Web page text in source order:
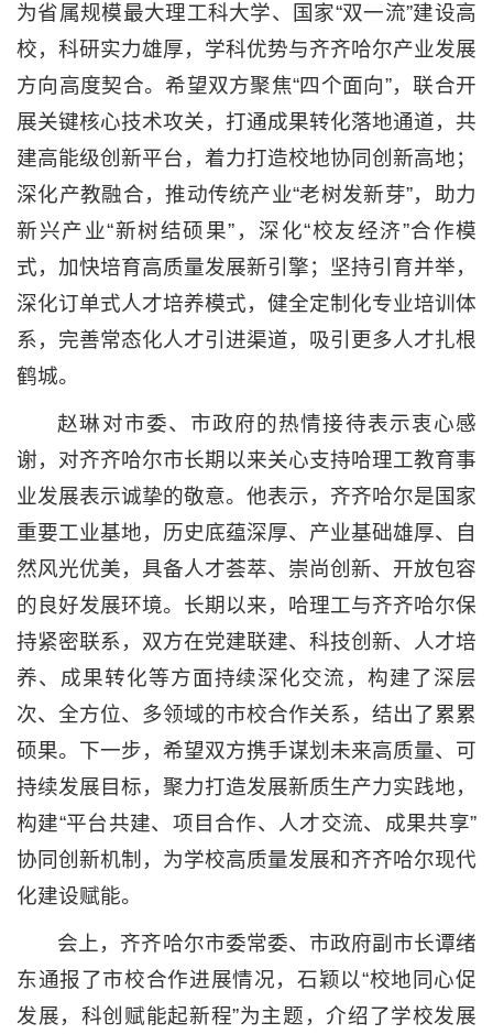
为省属规模最大理工科大学、国家“双一流”建设高
校，科研实力雄厚，学科优势与齐齐哈尔产业发展
方向高度契合。希望双方聚焦“四个面向”，联合开
展关键核心技术攻关，打通成果转化落地通道，共
建高能级创新平台，着力打造校地协同创新高地；
深化产教融合，推动传统产业“老树发新芽”，助力
新兴产业“新树结硕果”，深化“校友经济”合作模
式，加快培育高质量发展新引擎；坚持引育并举，
深化订单式人才培养模式，健全定制化专业培训体
系，完善常态化人才引进渠道，吸引更多人才扎根
鹤城。
赵琳对市委、市政府的热情接待表示衷心感
谢，对齐齐哈尔市长期以来关心支持哈理工教育事
业发展表示诚挚的敬意。他表示，齐齐哈尔是国家
重要工业基地，历史底蕴深厚、产业基础雄厚、自
然风光优美，具备人才荟萃、崇尚创新、开放包容
的良好发展环境。长期以来，哈理工与齐齐哈尔保
持紧密联系，双方在党建联建、科技创新、人才培
养、成果转化等方面持续深化交流，构建了深层
次、全方位、多领域的市校合作关系，结出了累累
硕果。下一步，希望双方携手谋划未来高质量、可
持续发展目标，聚力打造发展新质生产力实践地，
构建“平台共建、项目合作、人才交流、成果共享”
协同创新机制，为学校高质量发展和齐齐哈尔现代
化建设赋能。
会上，齐齐哈尔市委常委、市政府副市长谭绪
东通报了市校合作进展情况，石颖以“校地同心促
发展，科创赋能起新程”为主题，介绍了学校发展